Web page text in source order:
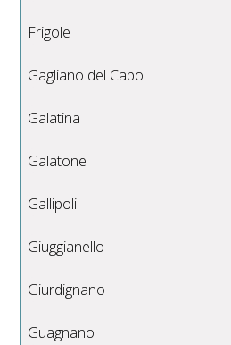
Frigole
Gagliano del Capo
Galatina
Galatone
Gallipoli
Giuggianello
Giurdignano
Guagnano